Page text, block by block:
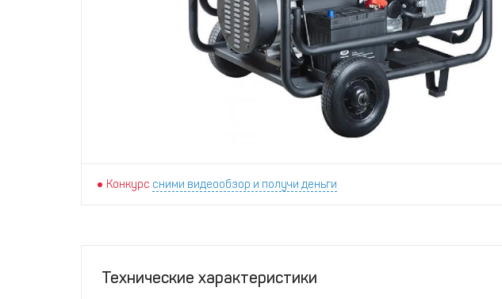
Конкурс сними видеообзор и получи деньги
Технические характеристики